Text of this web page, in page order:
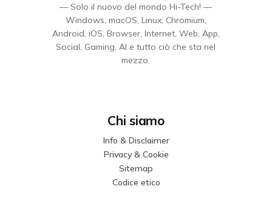
— Solo il nuovo del mondo Hi-Tech! —
Windows, macOS, Linux, Chromium,
Android, iOS, Browser, Internet, Web, App,
Social, Gaming, AI e tutto ciò che sta nel
mezzo.
Chi siamo
Info & Disclaimer
Privacy & Cookie
Sitemap
Codice etico